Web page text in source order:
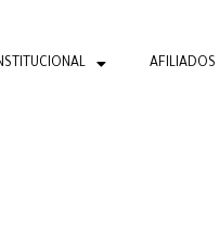
AFILIADOS